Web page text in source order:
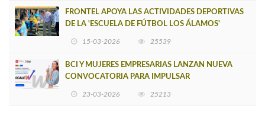
FRONTEL APOYA LAS ACTIVIDADES DEPORTIVAS
DE LA 'ESCUELA DE FÚTBOL LOS ÁLAMOS'
15-03-2026 25539
BCI Y MUJERES EMPRESARIAS LANZAN NUEVA
CONVOCATORIA PARA IMPULSAR
23-03-2026 25213